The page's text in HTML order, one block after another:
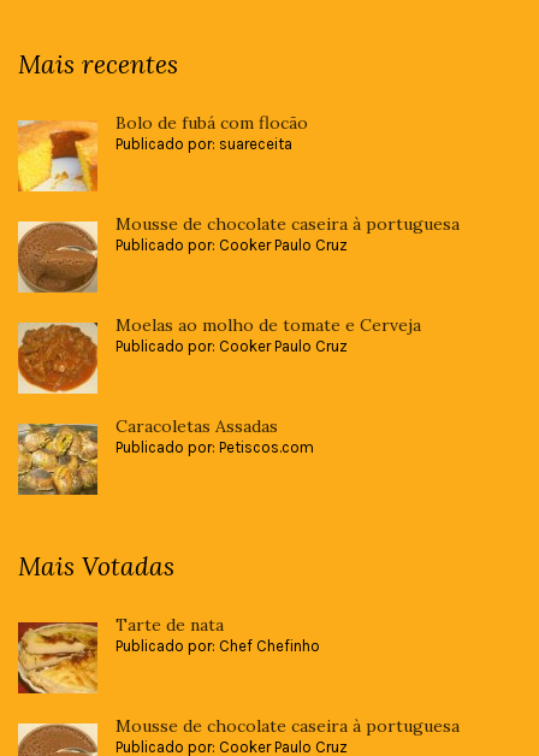
Mais recentes
Bolo de fubá com flocão
Publicado por: suareceita
Mousse de chocolate caseira à portuguesa
Publicado por: Cooker Paulo Cruz
Moelas ao molho de tomate e Cerveja
Publicado por: Cooker Paulo Cruz
Caracoletas Assadas
Publicado por: Petiscos.com
Mais Votadas
Tarte de nata
Publicado por: Chef Chefinho
Mousse de chocolate caseira à portuguesa
Publicado por: Cooker Paulo Cruz